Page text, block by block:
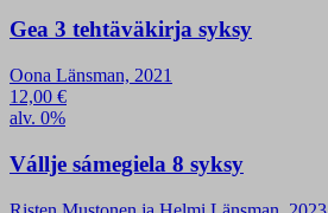
Gea 3 tehtäväkirja syksy
Oona Länsman, 2021
12,00 €
alv. 0%
Vállje sámegiela 8 syksy